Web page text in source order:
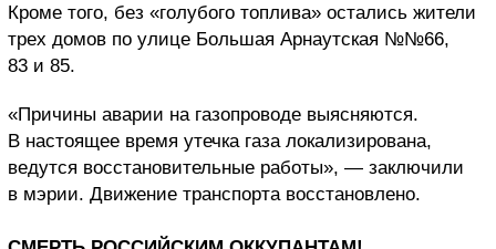
Кроме того, без «голубого топлива» остались жители
трех домов по улице Большая Арнаутская №№66,
83 и 85.
«Причины аварии на газопроводе выясняются.
В настоящее время утечка газа локализирована,
ведутся восстановительные работы», — заключили
в мэрии. Движение транспорта восстановлено.